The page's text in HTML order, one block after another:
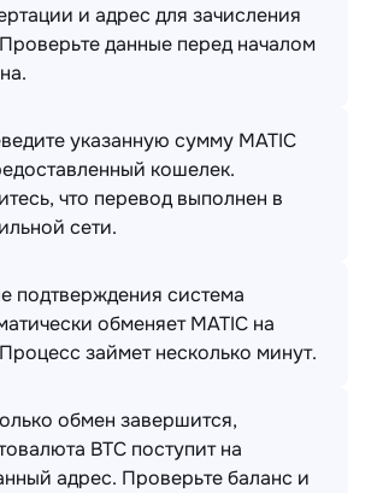
и адрес для зачисления
данные перед началом
указанную сумму MATIC
кошелек.
что перевод выполнен в
сети.
подтверждения система
обменяет MATIC на
займет несколько минут.
обмен завершится,
BTC поступит на
адрес. Проверьте баланс и